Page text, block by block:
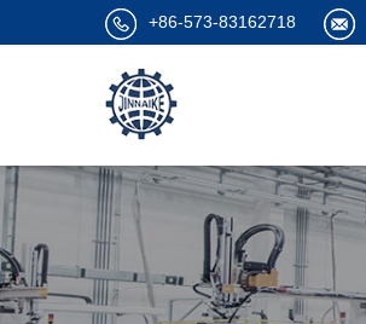
+86-573-83162718